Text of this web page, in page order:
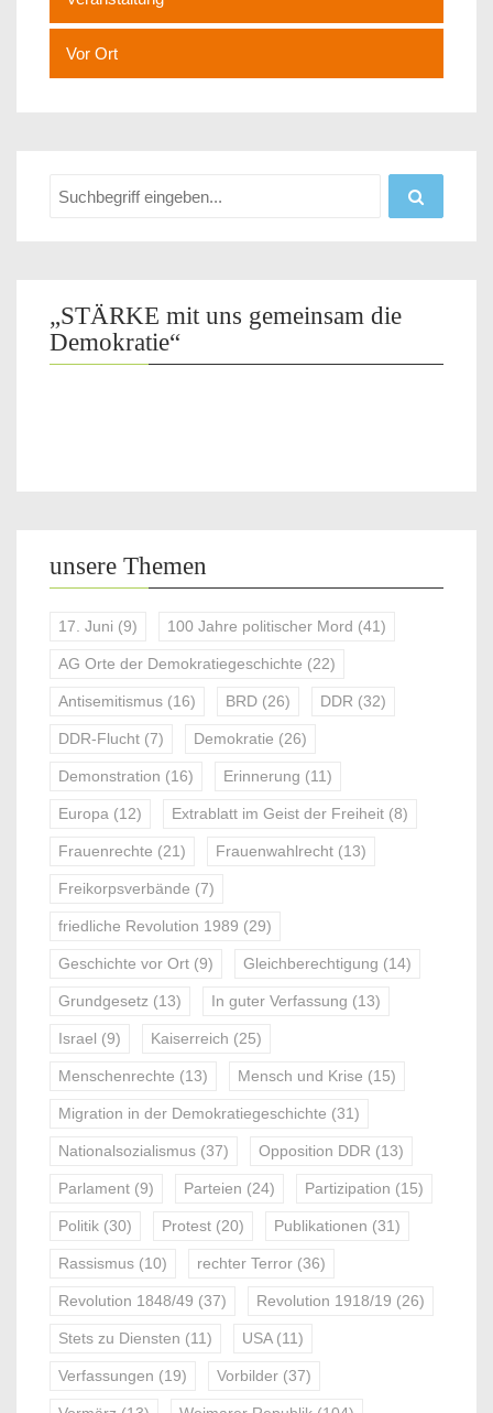
Vor Ort
„STÄRKE mit uns gemeinsam die
Demokratie“
unsere Themen
17. Juni (9) 100 Jahre politischer Mord (41)
AG Orte der Demokratiegeschichte (22)
Antisemitismus (16) BRD (26) DDR (32)
DDR-Flucht (7) Demokratie (26)
Demonstration (16) Erinnerung (11)
Europa (12) Extrablatt im Geist der Freiheit (8)
Frauenrechte (21) Frauenwahlrecht (13)
Freikorpsverbände (7)
friedliche Revolution 1989 (29)
Geschichte vor Ort (9) Gleichberechtigung (14)
Grundgesetz (13) In guter Verfassung (13)
Israel (9) Kaiserreich (25)
Menschenrechte (13) Mensch und Krise (15)
Migration in der Demokratiegeschichte (31)
Nationalsozialismus (37) Opposition DDR (13)
Parlament (9) Parteien (24) Partizipation (15)
Politik (30) Protest (20) Publikationen (31)
Rassismus (10) rechter Terror (36)
Revolution 1848/49 (37) Revolution 1918/19 (26)
Stets zu Diensten (11) USA(11)
Verfassungen (19) Vorbilder (37)